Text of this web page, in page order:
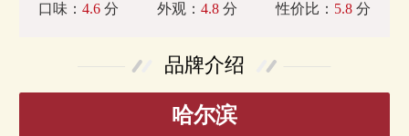
口味： 4.6分 外观： 4.8 分 性价比： 5.8 分
品牌介绍
哈尔滨